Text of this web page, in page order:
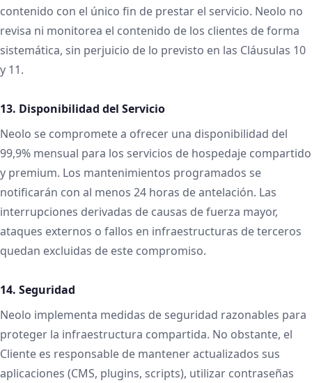
contenido con el único fin de prestar el servicio. Neolo no
revisa ni monitorea el contenido de los clientes de forma
sistemática, sin perjuicio de lo previsto en las Cláusulas 10
y 11.
13. Disponibilidad del Servicio
Neolo se compromete a ofrecer una disponibilidad del
99,9% mensual para los servicios de hospedaje compartido
y premium. Los mantenimientos programados se
notificarán con al menos 24 horas de antelación. Las
interrupciones derivadas de causas de fuerza mayor,
ataques externos o fallos en infraestructuras de terceros
quedan excluidas de este compromiso.
14. Seguridad
Neolo implementa medidas de seguridad razonables para
proteger la infraestructura compartida. No obstante, el
Cliente es responsable de mantener actualizados sus
aplicaciones (CMS, plugins, scripts), utilizar contraseñas